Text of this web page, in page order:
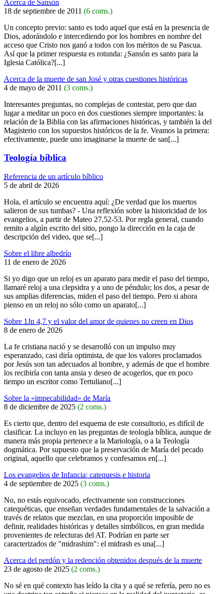
Acerca de Sansón
18 de septiembre de 2011 (6 coms.)
Un concepto previo: santo es todo aquel que está en la presencia de
Dios, adorándolo e intercediendo por los hombres en nombre del
acceso que Cristo nos ganó a todos con los méritos de su Pascua.
Así que la primer respuesta es rotunda: ¿Sansón es santo para la
Iglesia Católica?[...]
Acerca de la muerte de san José y otras cuestiones históricas
4 de mayo de 2011 (3 coms.)
Interesantes preguntas, no complejas de contestar, pero que dan
lugar a meditar un poco en dos cuestiones siempre importantes: la
relación de la Biblia con las afirmaciones históricas, y también la del
Magisterio con los supuestos históricos de la fe. Veamos la primera:
efectivamente, puede uno imaginarse la muerte de san[...]
Teología bíblica
Referencia de un artículo bíblico
5 de abril de 2026
Hola, el artículo se encuentra aquí: ¿De verdad que los muertos
salieron de sus tumbas? - Una reflexión sobre la historicidad de los
evangelios, a partir de Mateo 27,52-53. Por regla general, cuando
remito a algún escrito del sitio, pongo la dirección en la caja de
descripción del video, que se[...]
Sobre el libre albedrío
11 de enero de 2026
Si yo digo que un reloj es un aparato para medir el paso del tiempo,
llamaré reloj a una clepsidra y a uno de péndulo; los dos, a pesar de
sus amplias diferencias, miden el paso del tiempo. Pero si ahora
pienso en un reloj no sólo como un aparato[...]
Sobre 1Jn 4,7 y el valor del amor de quienes no creen en Dios
8 de enero de 2026
La fe cristiana nació y se desarrolló con un impulso muy
esperanzado, casi diría optimista, de que los valores proclamados
por Jesús son tan adecuados al hombre, y además de que el hombre
los recibiría con tanta ansia y deseo de acogerlos, que en poco
tiempo un escritor como Tertuliano[...]
Sobre la «impecabilidad» de María
8 de diciembre de 2025 (2 coms.)
Es cierto que, dentro del esquema de este consultorio, es difícil de
clasificar. La incluyo en las preguntas de teología bíblica, aunque de
manera más propia pertenece a la Mariología, o a la Teología
dogmática. Por supuesto que la preservación de María del pecado
original, aquello que celebramos y confesamos en[...]
Los evangelios de Infancia: catequesis e historia
4 de septiembre de 2025 (3 coms.)
No, no estás equivocado, efectivamente son construcciones
catequéticas, que enseñan verdades fundamentales de la salvación a
través de relatos que mezclan, en una proporción imposible de
definir, realidades históricas y detalles simbólicos, en gran medida
provenientes de relecturas del AT. Podrían en parte ser
caracterizados de "midrashim": el midrash es una[...]
Acerca del perdón y la redención obtenidos después de la muerte
23 de agosto de 2025 (2 coms.)
No sé en qué contexto has leído la cita y a qué se refería, pero no es